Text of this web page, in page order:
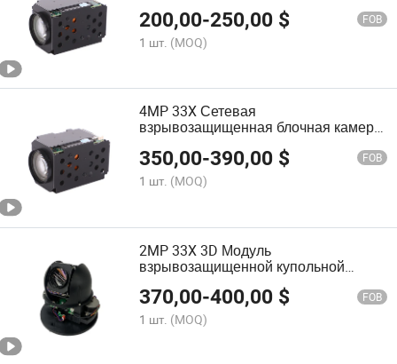
200,00-250,00 $ FOB
1 шт. (MOQ)
4MP 33X Сетевая
взрывозащищенная блочная камера
350,00-390,00 $ FOB
1 шт. (MOQ)
2MP 33X 3D Модуль
взрывозащищенной купольной
камеры для купольной камеры
370,00-400,00 $ FOB
1 шт. (MOQ)